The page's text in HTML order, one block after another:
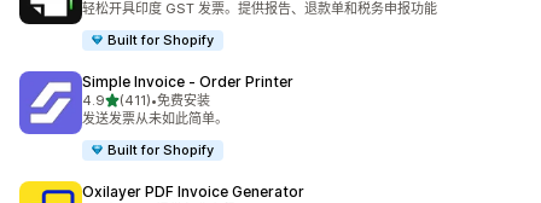
轻松开具印度 GST 发票。提供报告、退款单和税务申报功能
Built for Shopify
Simple Invoice ‑ Order Printer
4.9星（满分 5 星）
(411)
总共 411 条评论
•免费安装
发送发票从未如此简单。
Built for Shopify
Oxilayer PDF Invoice Generator